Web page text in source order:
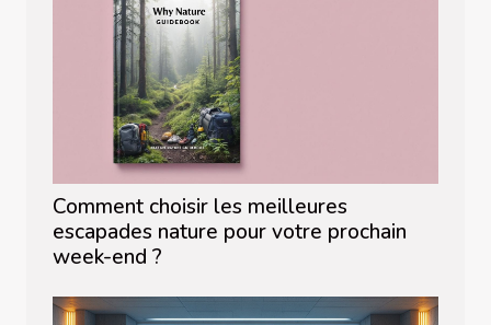
Comment choisir les meilleures
escapades nature pour votre prochain
week-end ?